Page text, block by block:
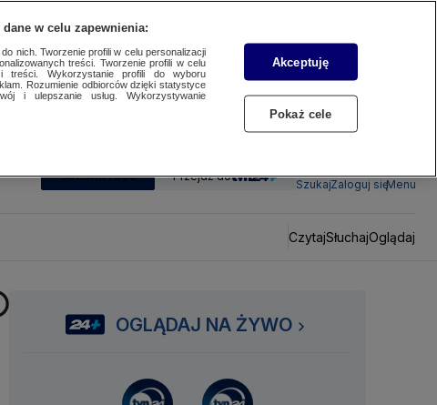
SUBSKRYBUJ Przejdź do
SzukajZaloguj sięMenu
CzytajSłuchajOglądaj
OGLĄDAJ NA ŻYWO
w celu zapewnienia:
nich. Tworzenie profili w celu personalizacji
treści. Tworzenie profili w celu
treści. Wykorzystanie profili do wyboru
Rozumienie odbiorców dzięki statystyce
i ulepszanie usług. Wykorzystywanie
Akceptuję
Pokaż cele